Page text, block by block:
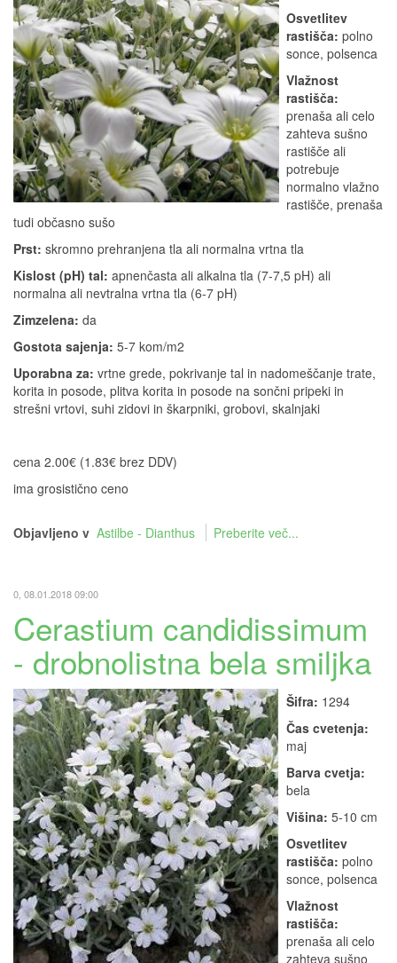
Osvetlitev
rastišča: polno
sonce, polsenca
Vlažnost
rastišča:
prenaša ali celo
zahteva sušno
rastišče ali
potrebuje
normalno vlažno
rastišče, prenaša
tudi občasno sušo
Prst: skromno prehranjena tla ali normalna vrtna tla
Kislost (pH) tal: apnenčasta ali alkalna tla (7-7,5 pH) ali
normalna ali nevtralna vrtna tla (6-7 pH)
Zimzelena: da
Gostota sajenja: 5-7 kom/m2
Uporabna za: vrtne grede, pokrivanje tal in nadomeščanje trate,
korita in posode, plitva korita in posode na sončni pripeki in
strešni vrtovi, suhi zidovi in škarpniki, grobovi, skalnjaki
cena 2.00€ (1.83€ brez DDV)
ima grosistično ceno
Objavljeno v Astilbe - Dianthus Preberite več...
0, 08.01.2018 09:00
Cerastium candidissimum
- drobnolistna bela smiljka
Šifra: 1294
Čas cvetenja:
maj
Barva cvetja:
bela
Višina: 5-10 cm
Osvetlitev
rastišča: polno
sonce, polsenca
Vlažnost
rastišča:
prenaša ali celo
zahteva sušno